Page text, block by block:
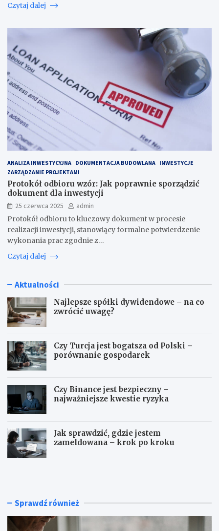
Czytaj dalej
ANALIZA INWESTYCYJNA DOKUMENTACJA BUDOWLANA INWESTYCJE
ZARZĄDZANIE PROJEKTAMI
Protokół odbioru wzór: Jak poprawnie sporządzić
dokument dla inwestycji
25 czerwca 2025
admin
Protokół odbioru to kluczowy dokument w procesie
realizacji inwestycji, stanowiący formalne potwierdzenie
wykonania prac zgodnie z…
Czytaj dalej
Aktualności
Najlepsze spółki dywidendowe – na co
zwrócić uwagę?
Czy Turcja jest bogatsza od Polski –
porównanie gospodarek
Czy Binance jest bezpieczny –
najważniejsze kwestie ryzyka
Jak sprawdzić, gdzie jestem
zameldowana – krok po kroku
N
p
z
C
r Sprawdź również